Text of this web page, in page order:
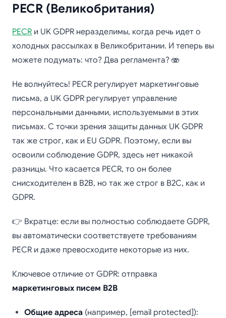
PECR (Великобритания)
PECR и UK GDPR неразделимы, когда речь идет о
холодных рассылках в Великобритании. И теперь вы
можете подумать: что? Два регламента? 🫨
Не волнуйтесь! PECR регулирует маркетинговые
письма, а UK GDPR регулирует управление
персональными данными, используемыми в этих
письмах. С точки зрения защиты данных UK GDPR
так же строг, как и EU GDPR. Поэтому, если вы
освоили соблюдение GDPR, здесь нет никакой
разницы. Что касается PECR, то он более
снисходителен в B2B, но так же строг в B2C, как и
GDPR.
👉 Вкратце: если вы полностью соблюдаете GDPR,
вы автоматически соответствуете требованиям
PECR и даже превосходите некоторые из них.
Ключевое отличие от GDPR: отправка
маркетинговых писем B2B
Общие адреса (например, [email protected]):